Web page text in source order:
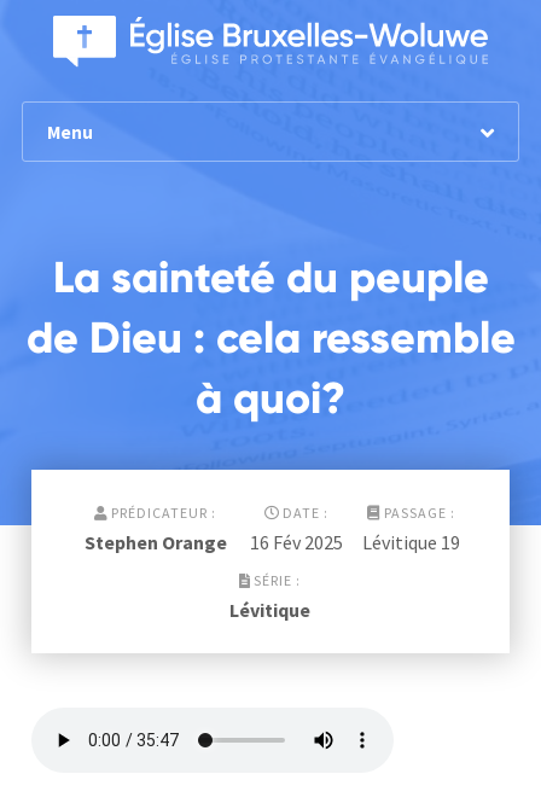
Menu
La sainteté du peuple
de Dieu : cela ressemble
à quoi?
PRÉDICATEUR :
Stephen Orange
DATE :
16 Fév 2025
PASSAGE :
Lévitique 19
SÉRIE :
Lévitique